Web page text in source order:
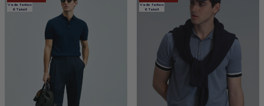
Vade farksız
6 Taksit
Vade farksız
6 Taksit